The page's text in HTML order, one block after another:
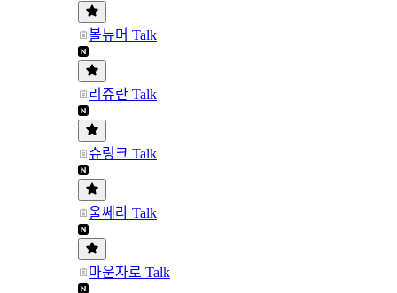
볼뉴머 Talk
리쥬란 Talk
슈링크 Talk
울쎄라 Talk
마운자로 Talk